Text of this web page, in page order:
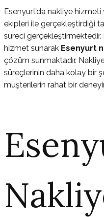
Esenyurt’da nakliye
ekipleri ile gerçekleştirdiği
süreci
hizmet sunarak Esenyurt
çözüm sunmaktadır.
süreçlerinin daha kolay bir
müşterilerin rahat bir